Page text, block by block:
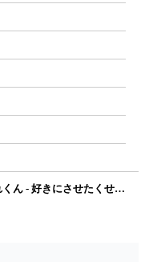
あれくん - 好きにさせたくせに by やまといぶの伴奏